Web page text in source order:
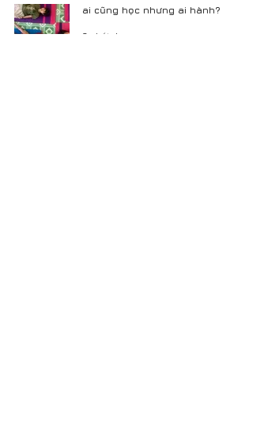
ai cũng học nhưng ai hành?
2 phút đọc